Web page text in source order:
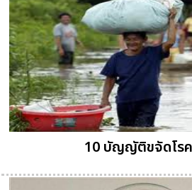
10 บัญญัติขจัดโร